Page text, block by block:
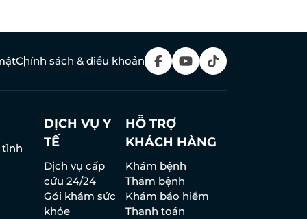
Chính sách & điều khoản
tình
DỊCH VỤ Y
TẾ
Dịch vụ cấp
cứu 24/24
Gói khám sức
khỏe
HỖ TRỢ
KHÁCH HÀNG
Khám bệnh
Thăm bệnh
Khám bảo hiểm
Thanh toán